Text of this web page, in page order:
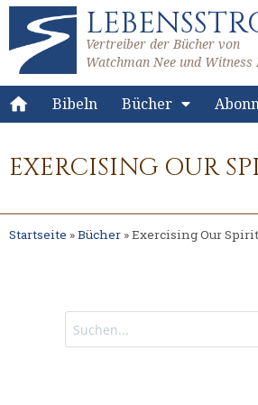
Vertreiber der Bücher von
Watchman Nee und Witness
Bibeln Bücher
EXERCISING OUR
Startseite »Bücher »Exercising Our